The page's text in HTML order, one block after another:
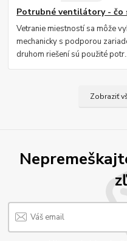
Potrubné ventilátory - čo
Vetranie miestností sa môže
mechanicky s podporou
druhom riešení sú použité
Zobraziť